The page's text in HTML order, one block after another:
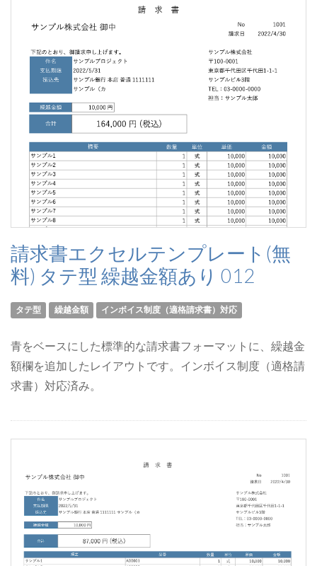
請求書エクセルテンプレート(無
料) タテ型 繰越金額あり 012
タテ型 繰越金額 インボイス制度（適格請求書）対応
青をベースにした標準的な請求書フォーマットに、繰越金
額欄を追加したレイアウトです。インボイス制度（適格請
求書）対応済み。